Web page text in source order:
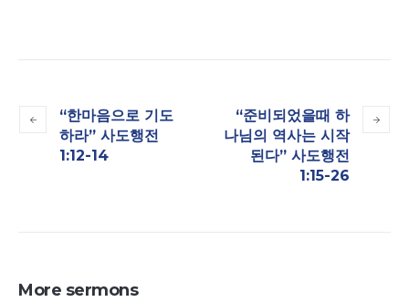
“한마음으로 기도
하라” 사도행전
1:12-14
“준비되었을때 하
나님의 역사는 시작
된다” 사도행전
1:15-26
More sermons